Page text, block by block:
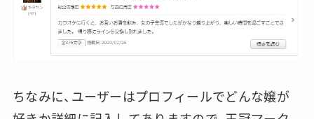
ちなみに、ユーザーはプロフィールでどんな嬢が